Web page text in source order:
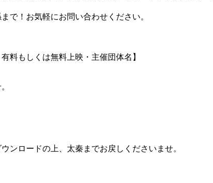
で！お気軽にお問い合わせください。
料もしくは無料上映・主催団体名】
ンロードの上、太秦までお戻しくださいませ。